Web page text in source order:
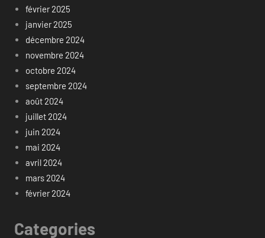
février 2025
janvier 2025
décembre 2024
novembre 2024
octobre 2024
septembre 2024
août 2024
juillet 2024
juin 2024
mai 2024
avril 2024
mars 2024
février 2024
Categories